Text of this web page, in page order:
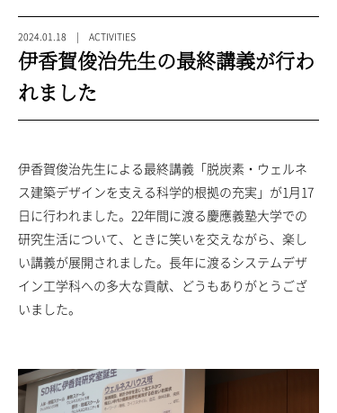
2024.01.18 | ACTIVITIES
伊香賀俊治先生の最終講義が行わ
れました
伊香賀俊治先生による最終講義「脱炭素・ウェルネ
ス建築デザインを支える科学的根拠の充実」が1月17
日に行われました。22年間に渡る慶應義塾大学での
研究生活について、ときに笑いを交えながら、楽し
い講義が展開されました。長年に渡るシステムデザ
イン工学科への多大な貢献、どうもありがとうござ
いました。